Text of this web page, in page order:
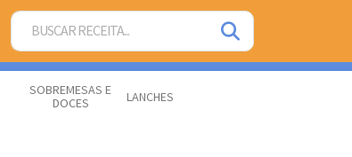
SOBREMESAS E
DOCES
LANCHES